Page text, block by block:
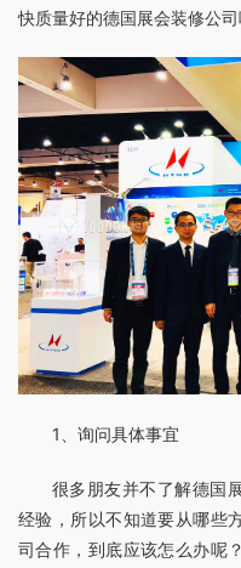
快质量好的德国展会装修公司
1、询问具体事宜
很多朋友并不了解德国
经验，所以不知道要从哪些
司合作，到底应该怎么办呢